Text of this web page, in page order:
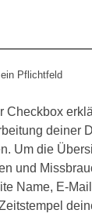
Pflichtfeld
Checkbox
deiner
Um die
und
Name, E-